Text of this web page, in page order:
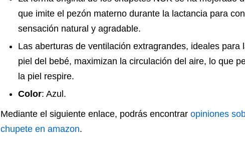
que imite el pezón materno durante la lactancia para
sensación natural y agradable.
Las aberturas de ventilación extragrandes, ideales para
piel del bebé, maximizan la circulación del aire, lo que
la piel respire.
Color: Azul.
Mediante el siguiente enlace, podrás encontrar opiniones
chupete en amazon.